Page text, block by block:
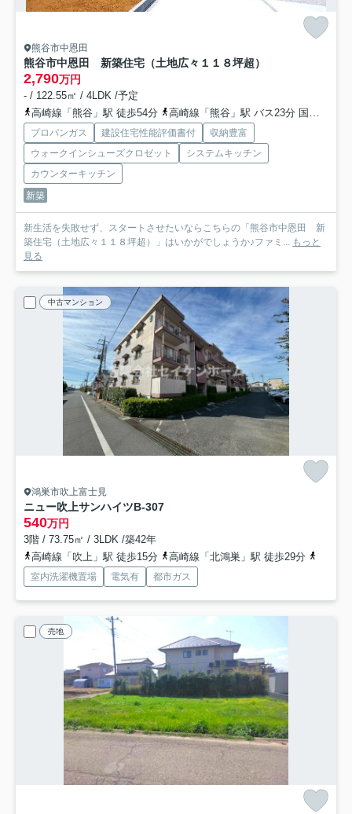
熊谷市中恩田
熊谷市中恩田 新築住宅（土地広々１１８坪超）
2,790万円
- / 122.55㎡ / 4LDK /予定
高崎線「熊谷」駅 徒歩54分
高崎線「熊谷」駅 バス23分 国際十王交通「上恩田〔国際十王交通〕」 停歩5分
プロパンガス 建設住宅性能評価書付
収納豊富
ウォークインシューズクロゼット
システムキッチン
カウンターキッチン
新築
新生活を失敗せず、スタートさせたいならこちらの「熊谷市中恩田 新
築住宅（土地広々１１８坪超）」はいかがでしょうか♪ファミ...
もっと
見る
中古マンション
鴻巣市吹上富士見
ニュー吹上サンハイツB-307
540万円
3階 / 73.75㎡ / 3LDK /築42年
高崎線「吹上」駅 徒歩15分
高崎線「北鴻巣」駅 徒歩29分
室内洗濯機置場 電気有 都市ガス
売地